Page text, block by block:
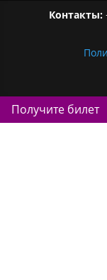
Контакты:
Получите билет